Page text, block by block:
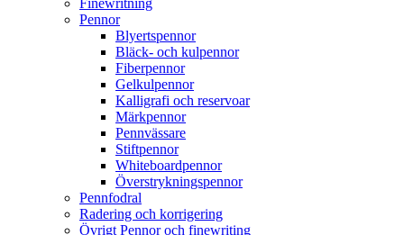
Finewritning
Pennor
Blyertspennor
Bläck- och kulpennor
Fiberpennor
Gelkulpennor
Kalligrafi och reservoar
Märkpennor
Pennvässare
Stiftpennor
Whiteboardpennor
Överstrykningspennor
Pennfodral
Radering och korrigering
Övrigt Pennor och finewriting